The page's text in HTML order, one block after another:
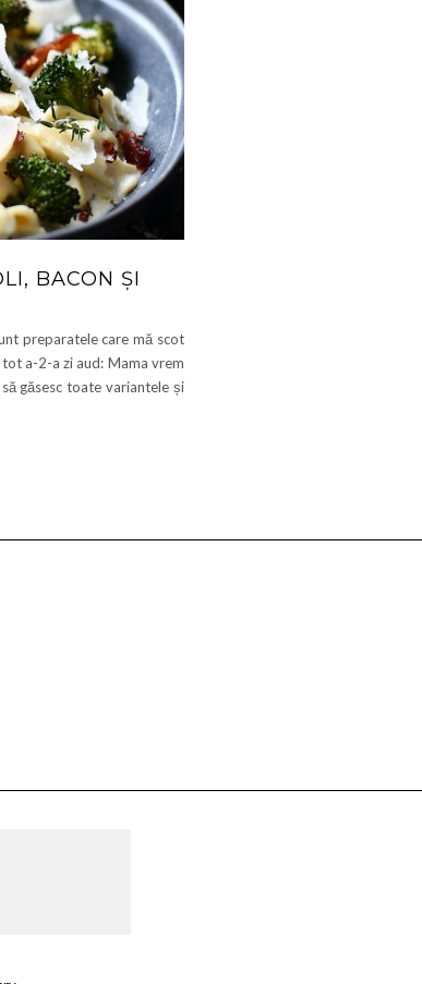
BACON ȘI
preparatele care mă scot
a-2-a zi aud: Mama vrem
găsesc toate variantele și